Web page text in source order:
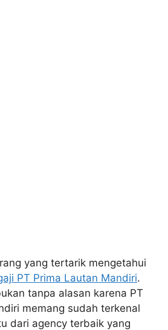
yang tertarik mengetahui
PT Prima Lautan Mandiri.
tanpa alasan karena PT
memang sudah terkenal
dari agency terbaik yang